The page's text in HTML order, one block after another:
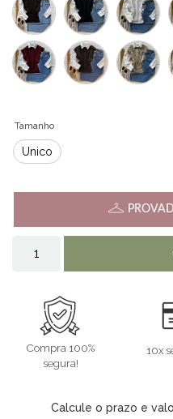
Tamanho
Único
Compra 100%
segura!
10x
Calcule o prazo e